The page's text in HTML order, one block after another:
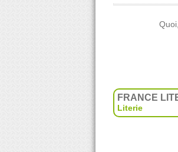
FRANCE
Literie